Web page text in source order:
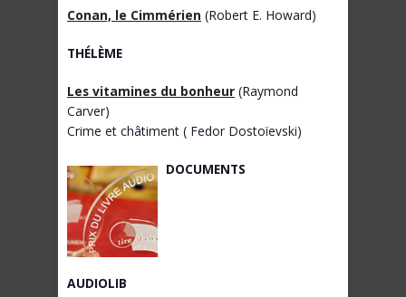
Conan, le Cimmérien (Robert E. Howard)
THÉLÈME
Les vitamines du bonheur (Raymond
Carver)
Crime et châtiment ( Fedor Dostoïevski)
DOCUMENTS
AUDIOLIB